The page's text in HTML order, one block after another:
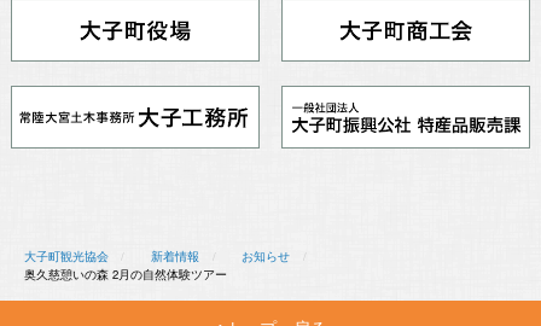
大子町観光協会 新着情報
お知らせ
奥久慈憩いの森 2月の自然体験ツアー